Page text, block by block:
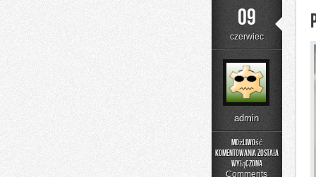
09
czerwiec
admin
Możliwość
komentowania
Podstawy
Matematyki
została
wyłączona
Comments